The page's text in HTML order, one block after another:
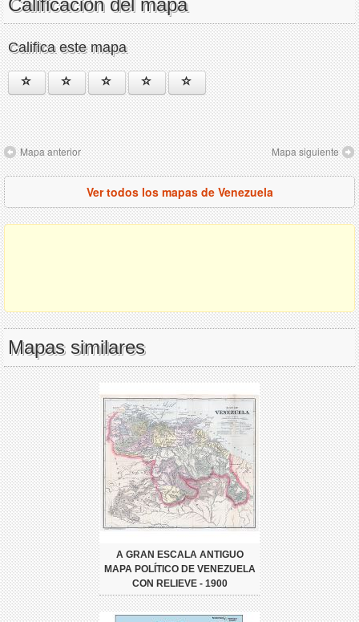
Calificación del mapa
Califica este mapa
Mapa anterior Mapa siguiente
Ver todos los mapas de Venezuela
Mapas similares
A GRAN ESCALA ANTIGUO
MAPA POLÍTICO DE VENEZUELA
CON RELIEVE - 1900